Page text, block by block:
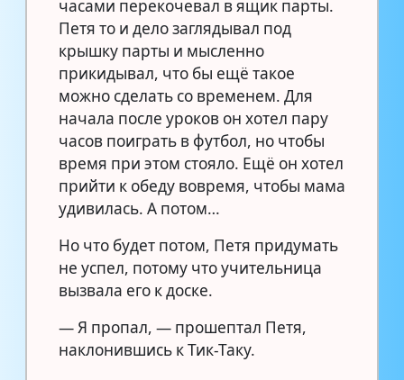
часами перекочевал в ящик парты.
Петя то и дело заглядывал под
крышку парты и мысленно
прикидывал, что бы ещё такое
можно сделать со временем. Для
начала после уроков он хотел пару
часов поиграть в футбол, но чтобы
время при этом стояло. Ещё он хотел
прийти к обеду вовремя, чтобы мама
удивилась. А потом…
Но что будет потом, Петя придумать
не успел, потому что учительница
вызвала его к доске.
— Я пропал, — прошептал Петя,
наклонившись к Тик-Таку.